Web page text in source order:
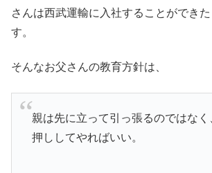
さんは西武運輸に入社することができ
す。
そんなお父さんの教育方針は、
親は先に立って引っ張るのではな
押ししてやればいい。